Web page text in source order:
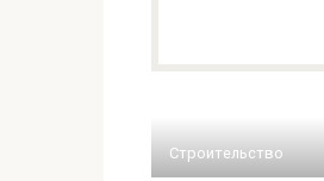
Строительство